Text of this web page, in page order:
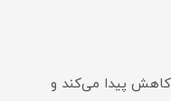
پیدا می‌کند و